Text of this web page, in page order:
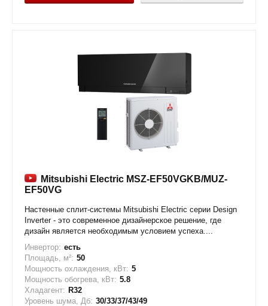
Mitsubishi Electric MSZ-EF50VGKB/MUZ-
EF50VG
Настенные сплит-системы Mitsubishi Electric серии Design
Inverter - это современное дизайнерское решение, где
дизайн является необходимым условием успеха....
Инвертор: есть
Площадь, м²: 50
Мощность охлаждения, кВт: 5
Мощность обогрева, кВт: 5.8
Хладагент: R32
Уровень шума, Дб: 30/33/37/43/49